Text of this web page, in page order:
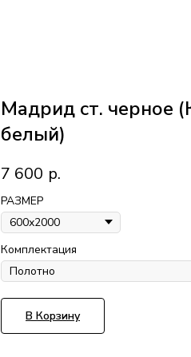
Мадрид ст. черное
белый)
7 600 р.
РАЗМЕР
Комплектация
В Корзину